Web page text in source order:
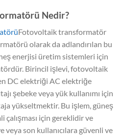
Nedir?
Fotovoltaik transformatör
olarak da adlandırılan bu
enerjisi üretim sistemleri için
Birincil işlevi, fotovoltaik
DC elektriği AC elektriğe
şebeke veya yük kullanımı için
yükseltmektir. Bu işlem, güneş
için gereklidir ve
son kullanıcılara güvenli ve